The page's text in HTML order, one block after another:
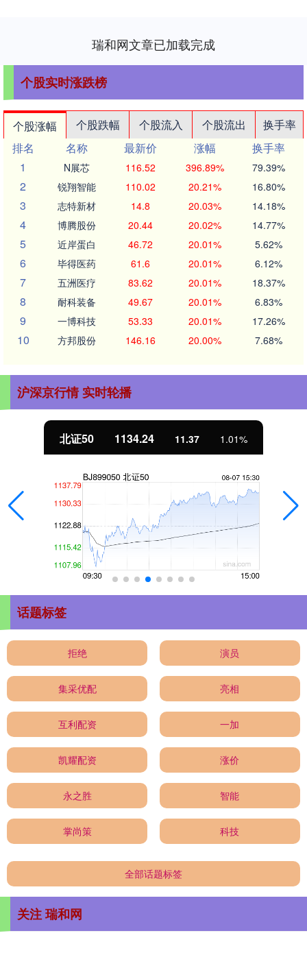
瑞和网文章已加载完成
个股实时涨跌榜
个股涨幅 个股跌幅 个股流入 个股流出
换手率
排名
名称 最新价 涨幅
换手率
1
N展芯 116.52 396.89% 79.39%
2 锐翔智能 110.02 20.21% 16.80%
3 志特新材 14.8 20.03% 14.18%
4 博腾股份 20.44 20.02% 14.77%
5 近岸蛋白 46.72 20.01% 5.62%
6 毕得医药 61.6 20.01% 6.12%
7 五洲医疗 83.62 20.01% 18.37%
8 耐科装备 49.67 20.01% 6.83%
9 一博科技 53.33 20.01% 17.26%
10 方邦股份 146.16 20.00% 7.68%
沪深京行情 实时轮播
北证50 1134.24 11.37 1.01%
话题标签
拒绝 演员
集采优配 亮相
互利配资 一加
凯耀配资 涨价
永之胜 智能
掌尚策 科技
全部话题标签
关注 瑞和网